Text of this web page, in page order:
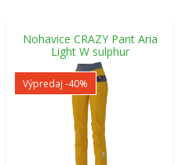
Nohavice CRAZY Pant Aria
Light W sulphur
Výpredaj -40%